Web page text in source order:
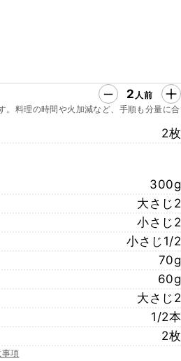
2 人前
。料理の時間や火加減など、手順も分量に合
2枚
300g
大さじ2
小さじ2
小さじ1/2
70g
60g
大さじ2
1/2本
2枚
項